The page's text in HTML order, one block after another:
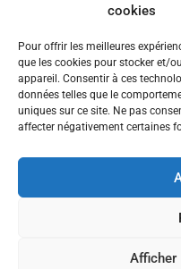
cookies
Pour offrir les meilleures
que les cookies pour stocker et/
appareil. Consentir à ces
données telles que le
uniques sur ce site. Ne pas
affecter négativement certaines
Afficher
•